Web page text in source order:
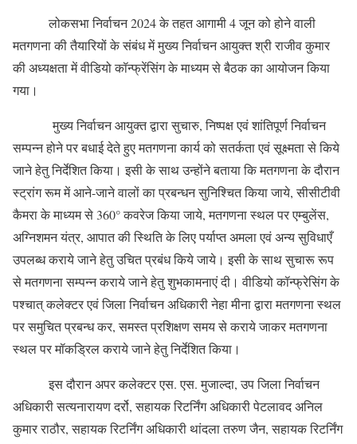
लोकसभा निर्वाचन 2024 के तहत आगामी 4 जून को होने वाली
मतगणना की तैयारियों के संबंध में मुख्य निर्वाचन आयुक्त श्री राजीव कुमार
की अध्यक्षता में वीडियो कॉन्फ्रेंसिंग के माध्यम से बैठक का आयोजन किया
गया।
मुख्य निर्वाचन आयुक्त द्वारा सुचारु, निष्पक्ष एवं शांतिपूर्ण निर्वाचन
सम्पन्न होने पर बधाई देते हुए मतगणना कार्य को सतर्कता एवं सूक्ष्मता से किये
जाने हेतु निर्देशित किया। इसी के साथ उन्होंने बताया कि मतगणना के दौरान
स्ट्रांग रूम में आने-जाने वालों का प्रबन्धन सुनिश्चित किया जाये, सीसीटीवी
कैमरा के माध्यम से 360° कवरेज किया जाये, मतगणना स्थल पर एम्बुलेंस,
अग्निशमन यंत्र, आपात की स्थिति के लिए पर्याप्त अमला एवं अन्य सुविधाएँ
उपलब्ध कराये जाने हेतु उचित प्रबंध किये जाये। इसी के साथ सुचारू रूप
से मतगणना सम्पन्न कराये जाने हेतु शुभकामनाएं दी। वीडियो कॉन्फ्रेसिंग के
पश्चात् कलेक्टर एवं जिला निर्वाचन अधिकारी नेहा मीना द्वारा मतगणना स्थल
पर समुचित प्रबन्ध कर, समस्त प्रशिक्षण समय से कराये जाकर मतगणना
स्थल पर मॉकड्रिल कराये जाने हेतु निर्देशित किया।
इस दौरान अपर कलेक्टर एस. एस. मुजाल्दा, उप जिला निर्वाचन
अधिकारी सत्यनारायण दर्रो, सहायक रिटर्निंग अधिकारी पेटलावद अनिल
कुमार राठौर, सहायक रिटर्निंग अधिकारी थांदला तरुण जैन, सहायक रिटर्निंग